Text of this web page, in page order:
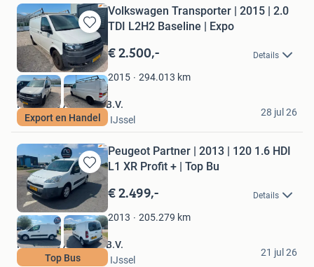
Bewaren
in
Mijn
Favorieten
Export en Handel
Volkswagen Transporter | 2015 | 2.0
TDI L2H2 Baseline | Expo
€ 2.500,- Details
2015 294.013 km
Nationale Autopark B.V.
Nieuwerkerk aan den IJssel
28 jul 26
Bewaren
in
Mijn
Favorieten
Top Bus
Peugeot Partner | 2013 | 120 1.6 HDI
L1 XR Profit + | Top Bu
€ 2.499,- Details
2013 205.279 km
Nationale Autopark B.V.
Nieuwerkerk aan den IJssel
21 jul 26